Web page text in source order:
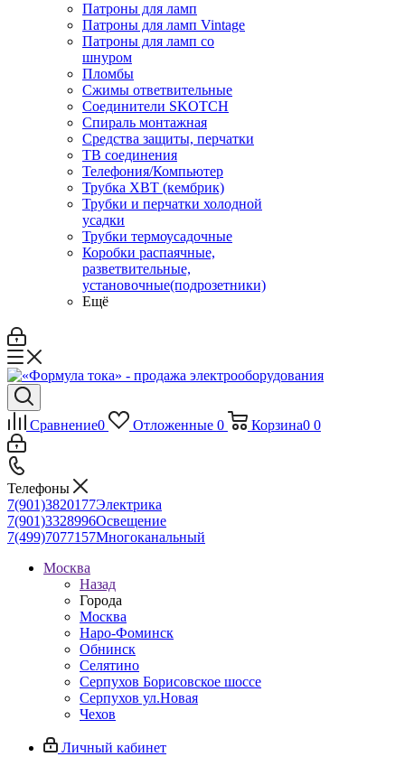
Патроны для ламп
Патроны для ламп Vintage
Патроны для ламп со
шнуром
Пломбы
Сжимы ответвительные
Соединители SKOTCH
Спираль монтажная
Средства защиты, перчатки
ТВ соединения
Телефония/Компьютер
Трубка ХВТ (кембрик)
Трубки и перчатки холодной
усадки
Трубки термоусадочные
Коробки распаячные,
разветвительные,
установочные(подрозетники)
Ещё
Сравнение0 Отложенные 0 Корзина0 0
Телефоны
7(901)3820177Электрика
7(901)3328996Освещение
7(499)7077157Многоканальный
Москва
Назад
Города
Москва
Наро-Фоминск
Обнинск
Селятино
Серпухов Борисовское шоссе
Серпухов ул.Новая
Чехов
Личный кабинет